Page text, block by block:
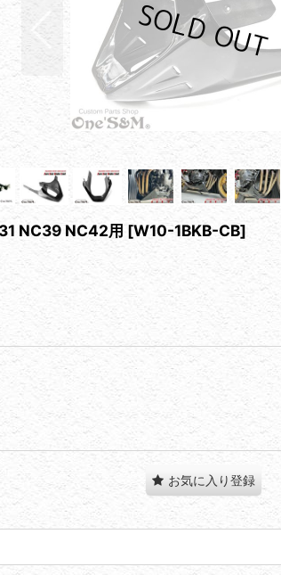
NC39 NC42用 [W10-1BKB-CB]
お気に入り登録